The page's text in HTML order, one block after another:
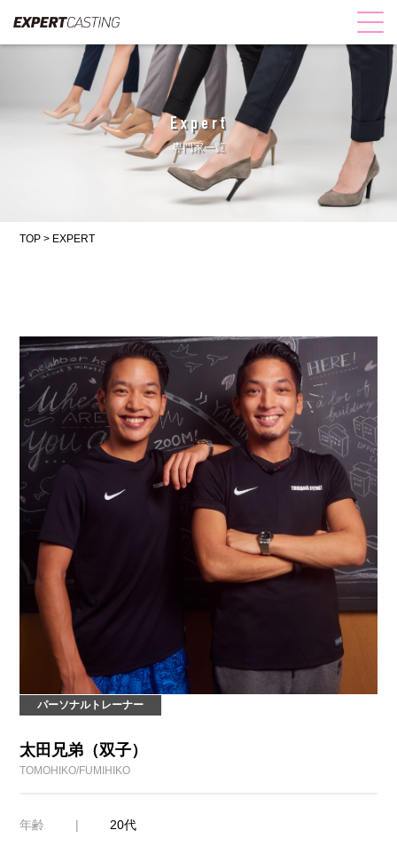
Expert
専門家一覧
TOP > EXPERT
パーソナルトレーナー
太田兄弟（双子）
TOMOHIKO/FUMIHIKO
年齢 20代